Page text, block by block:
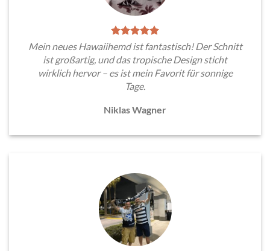
Mein neues Hawaiihemd ist fantastisch! Der Schnitt
ist großartig, und das tropische Design sticht
wirklich hervor – es ist mein Favorit für sonnige
Tage.
Niklas Wagner